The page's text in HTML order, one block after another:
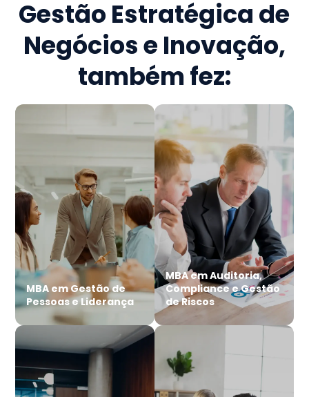
Gestão Estratégica de
Negócios e Inovação,
também fez:
MBA em Gestão de
Pessoas e Liderança
MBA em Auditoria,
Compliance e Gestão
de Riscos